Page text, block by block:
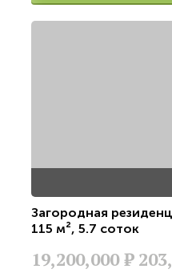
Загородная
115 м², 5.7 соток
19,200,000Р